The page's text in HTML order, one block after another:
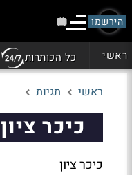
הירשמו
ראשי כל הכותרות
ראשי תגיות
כיכר ציון
כיכר ציון